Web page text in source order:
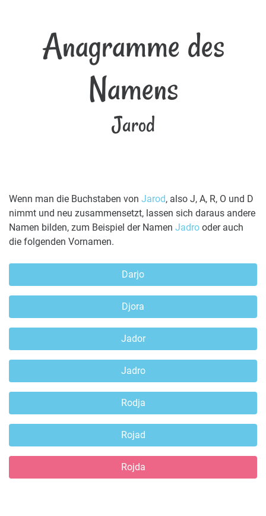
Anagramme des
Namens
Jarod
Wenn man die Buchstaben von Jarod, also J, A, R, O und D
nimmt und neu zusammensetzt, lassen sich daraus andere
Namen bilden, zum Beispiel der Namen Jadro oder auch
die folgenden Vornamen.
Darjo
Djora
Jador
Jadro
Rodja
Rojad
Rojda